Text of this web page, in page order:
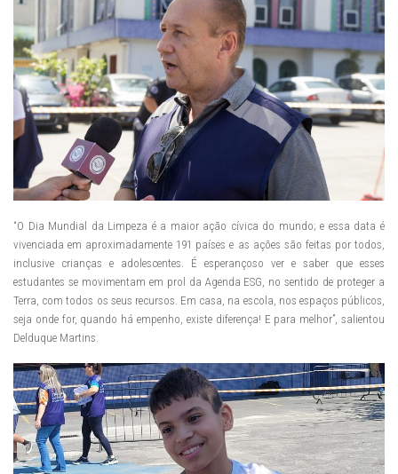
“O Dia Mundial da Limpeza é a maior ação cívica do mundo; e essa data é
vivenciada em aproximadamente 191 países e as ações são feitas por todos,
inclusive crianças e adolescentes. É esperançoso ver e saber que esses
estudantes se movimentam em prol da Agenda ESG, no sentido de proteger a
Terra, com todos os seus recursos. Em casa, na escola, nos espaços públicos,
seja onde for, quando há empenho, existe diferença! E para melhor”, salientou
Delduque Martins.